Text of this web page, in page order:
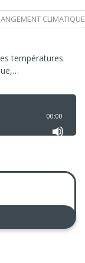
CLIMATIQUE
températures
00:00